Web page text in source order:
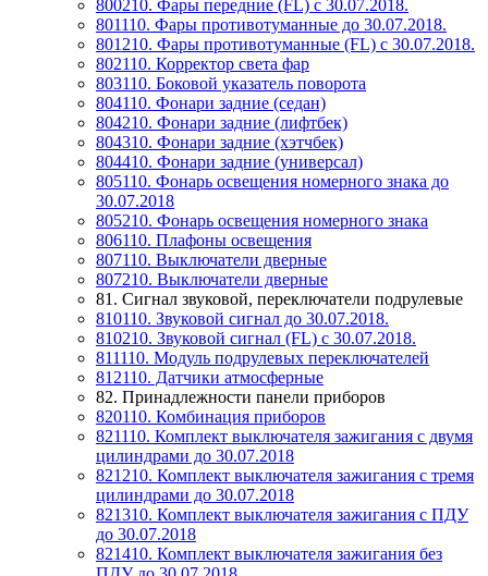
800210. Фары передние (FL) с 30.07.2018.
801110. Фары противотуманные до 30.07.2018.
801210. Фары противотуманные (FL) с 30.07.2018.
802110. Корректор света фар
803110. Боковой указатель поворота
804110. Фонари задние (седан)
804210. Фонари задние (лифтбек)
804310. Фонари задние (хэтчбек)
804410. Фонари задние (универсал)
805110. Фонарь освещения номерного знака до
30.07.2018
805210. Фонарь освещения номерного знака
806110. Плафоны освещения
807110. Выключатели дверные
807210. Выключатели дверные
81. Сигнал звуковой, переключатели подрулевые
810110. Звуковой сигнал до 30.07.2018.
810210. Звуковой сигнал (FL) с 30.07.2018.
811110. Модуль подрулевых переключателей
812110. Датчики атмосферные
82. Принадлежности панели приборов
820110. Комбинация приборов
821110. Комплект выключателя зажигания с двумя
цилиндрами до 30.07.2018
821210. Комплект выключателя зажигания с тремя
цилиндрами до 30.07.2018
821310. Комплект выключателя зажигания с ПДУ
до 30.07.2018
821410. Комплект выключателя зажигания без